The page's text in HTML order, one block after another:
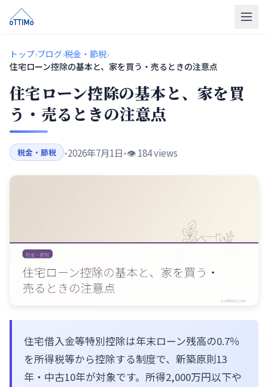
トップ
販売物件
買取
リフォーム
会社概要
トップ›ブログ›税金・節税›
住宅ローン控除の基本と、家を買う・売るときの注意点
住宅ローン控除の基本と、家を買
う・売るときの注意点
税金・節税 •2026年7月1日•👁️ 184 views
住宅借入金等特別控除は年末ローン残高の0.7％
を所得税等から控除する制度で、新築原則13
年・中古10年が対象です。所得2,000万円以下や